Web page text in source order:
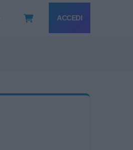
ACCEDI